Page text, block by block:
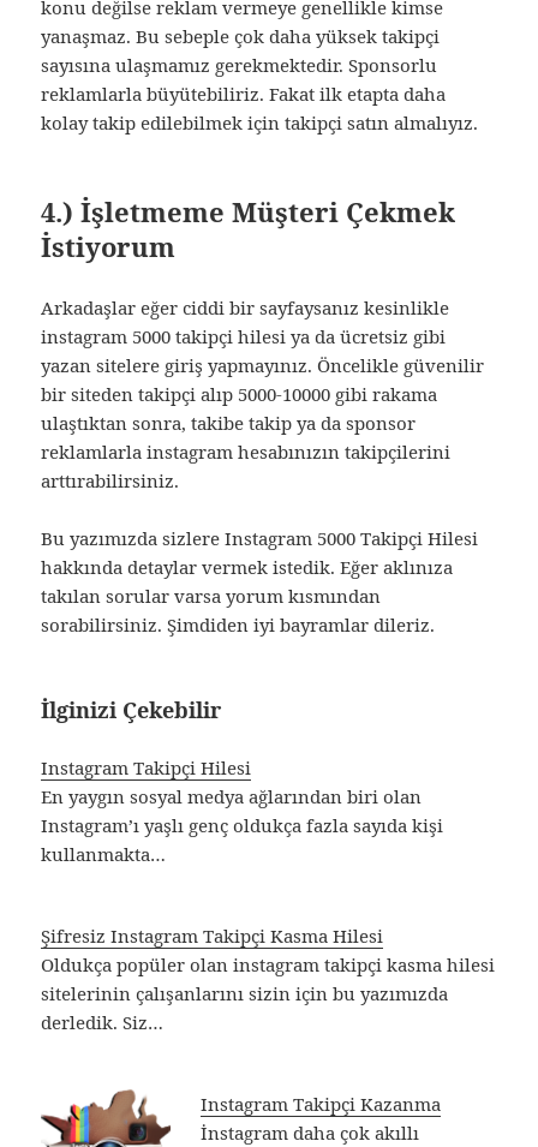
konu değilse reklam vermeye genellikle kimse
yanaşmaz. Bu sebeple çok daha yüksek takipçi
sayısına ulaşmamız gerekmektedir. Sponsorlu
reklamlarla büyütebiliriz. Fakat ilk etapta daha
kolay takip edilebilmek için takipçi satın almalıyız.
4.) İşletmeme Müşteri Çekmek
İstiyorum
Arkadaşlar eğer ciddi bir sayfaysanız kesinlikle
instagram 5000 takipçi hilesi ya da ücretsiz gibi
yazan sitelere giriş yapmayınız. Öncelikle güvenilir
bir siteden takipçi alıp 5000-10000 gibi rakama
ulaştıktan sonra, takibe takip ya da sponsor
reklamlarla instagram hesabınızın takipçilerini
arttırabilirsiniz.
Bu yazımızda sizlere Instagram 5000 Takipçi Hilesi
hakkında detaylar vermek istedik. Eğer aklınıza
takılan sorular varsa yorum kısmından
sorabilirsiniz. Şimdiden iyi bayramlar dileriz.
İlginizi Çekebilir
Instagram Takipçi Hilesi
En yaygın sosyal medya ağlarından biri olan
Instagram’ı yaşlı genç oldukça fazla sayıda kişi
kullanmakta…
Şifresiz Instagram Takipçi Kasma Hilesi
Oldukça popüler olan instagram takipçi kasma hilesi
sitelerinin çalışanlarını sizin için bu yazımızda
derledik. Siz…
Instagram Takipçi Kazanma
İnstagram daha çok akıllı